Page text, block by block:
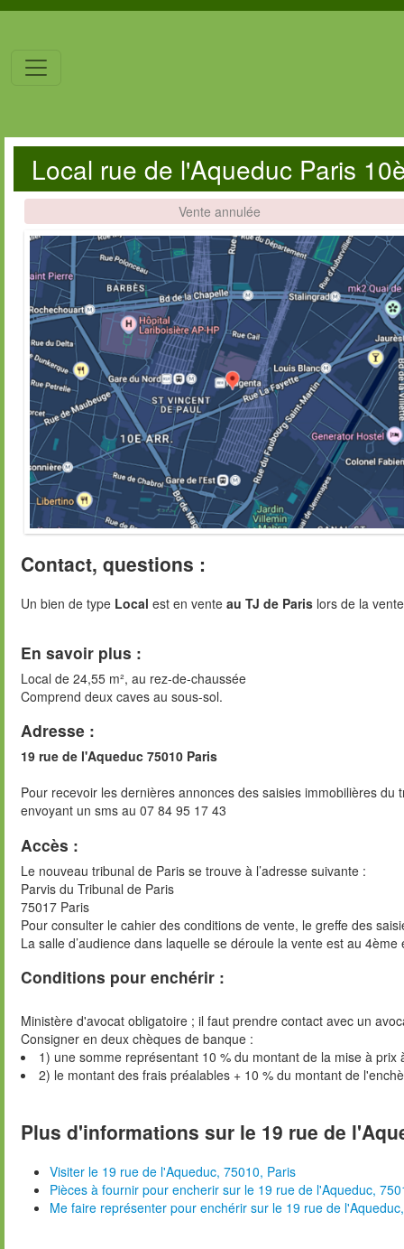
Local rue de l'Aqueduc Paris
Vente annulée
Contact, questions :
Un bien de type Local est en vente au TJ de Paris lors de la
En savoir plus :
Local de 24,55 m², au rez-de-chaussée
Comprend deux caves au sous-sol.
Adresse :
19 rue de l'Aqueduc 75010 Paris
Pour recevoir les dernières annonces des saisies immobilières
envoyant un sms au 07 84 95 17 43
Accès :
Le nouveau tribunal de Paris se trouve à l’adresse suivante :
Parvis du Tribunal de Paris
75017 Paris
Pour consulter le cahier des conditions de vente, le greffe des
La salle d’audience dans laquelle se déroule la vente est au 4ème
Conditions pour enchérir :
Ministère d'avocat obligatoire ; il faut prendre contact avec un
Consigner en deux chèques de banque :
1) une somme représentant 10 % du montant de la mise à
2) le montant des frais préalables + 10 % du montant de
Plus d'informations sur le 19 rue de
Visiter le 19 rue de l'Aqueduc, 75010, Paris
Pièces à fournir pour encherir sur le 19 rue de l'Aqueduc,
Me faire représenter pour enchérir sur le 19 rue de